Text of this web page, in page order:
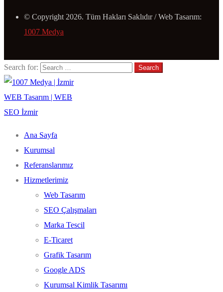
© Copyright 2026. Tüm Hakları Saklıdır / Web Tasarım:
1007 Medya
Search for:
Ana Sayfa
Kurumsal
Referanslarımız
Hizmetlerimiz
Web Tasarım
SEO Çalışmaları
Marka Tescil
E-Ticaret
Grafik Tasarım
Google ADS
Kurumsal Kimlik Tasarımı